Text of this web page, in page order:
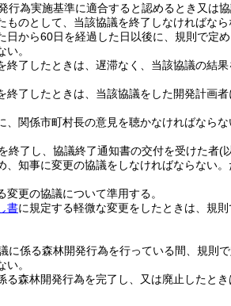
行為実施基準に適合すると認めるとき又は
のとして、当該協議を終了しなければなら
日から60日を経過した日以後に、規則で定
。
終了したときは、遅滞なく、当該協議の結
終了したときは、当該協議をした開発計画
関係市町村長の意見を聴かなければならな
終了し、協議終了通知書の交付を受けた者(
知事に変更の協議をしなければならない。
変更の協議について準用する。
書に規定する軽微な変更をしたときは、規
に係る森林開発行為を行っている間、規則
。
森林開発行為を完了し、又は廃止したとき